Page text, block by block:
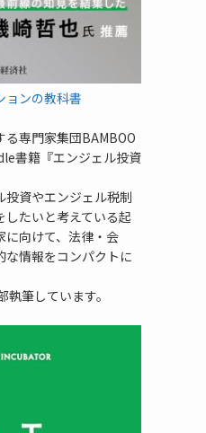
ョンの教科書
る専門家集団BAMBOO
書籍『エンジェル投資
投資やエンジェル税制
したいと考えている起
に向けて、法律・会
情報をコンパクトに
筆しています。